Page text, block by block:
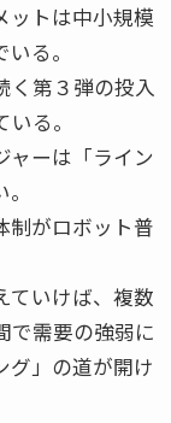
ットは中小規模
る。
く第３弾の投入
る。
ャーは「ライン
制がロボット普
ていけば、複数
で需要の強弱に
グ」の道が開け